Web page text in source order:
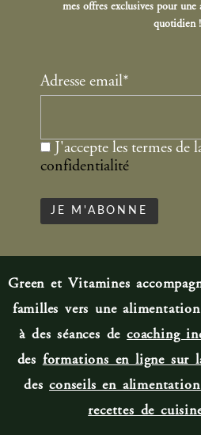
mes offres exclusives pour
quotidien !
Adresse email*
J'accepte les termes de
confidentialité
Green et Vitamines
familles vers une
à des séances decoaching
des formations en ligne sur
desconseils en
recettes de